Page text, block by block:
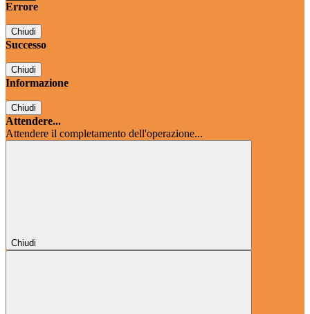
Errore
Chiudi
Successo
Chiudi
Informazione
Chiudi
Attendere...
Attendere il completamento dell'operazione...
Chiudi